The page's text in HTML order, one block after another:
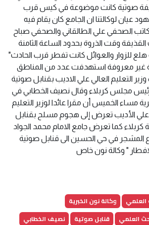
صوتية كانت موضوعة في كيس قرب
عيان لوكالتنا ان الجامع كان يقام فيه
الصحفي علي الطالقاني والصحفي صباح
وقت الذروة بحدود الساعة الثامنة
للزوار والعوائل كانت تفطر قرب الحادث"
غير معروفة استهدفت عدد من المناطق
التعليم العالي علي الاديب بقنابل صوتية
مجلس كربلاء وقال نصيف الخطابي في
مساء الخميس أن مقرا عائدا لوزير التعليم
علي الأديب تعرض إلى هجوم مسلح بقنابل
كربلاء كما تعرض جامع الامام محمد الجواد
المشجر في حي الحسين الى قنابل صوتية
" وكالة نون خاص
العلمي
وكالة نون الخبرية
العلمي
قنابل صوتية
نصيف الخطابي